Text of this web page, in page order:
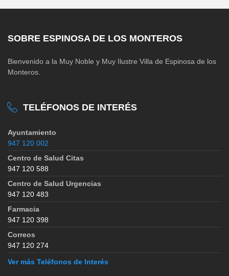
SOBRE ESPINOSA DE LOS MONTEROS
Bienvenido a la Muy Noble y Muy Ilustre Villa de Espinosa de los
Monteros.
TELÉFONOS DE INTERÉS
Ayuntamiento
947 120 002
Centro de Salud Citas
947 120 588
Centro de Salud Urgencias
947 120 483
Farmacia
947 120 398
Correos
947 120 274
Ver más Teléfonos de Interés